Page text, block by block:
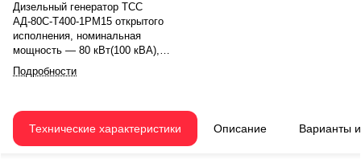
Дизельный генератор ТСС
АД-80С-Т400-1РМ15 открытого
исполнения, номинальная
мощность — 80 кВт(100 кВА),
максимальная — 88 кВт (110
кВА). Двигатель Cummins 6BT5.9-
регулятором оборотов. Объём
двигателя — 5.9 л. Система
Подробности
Технические характеристики Описание Варианты